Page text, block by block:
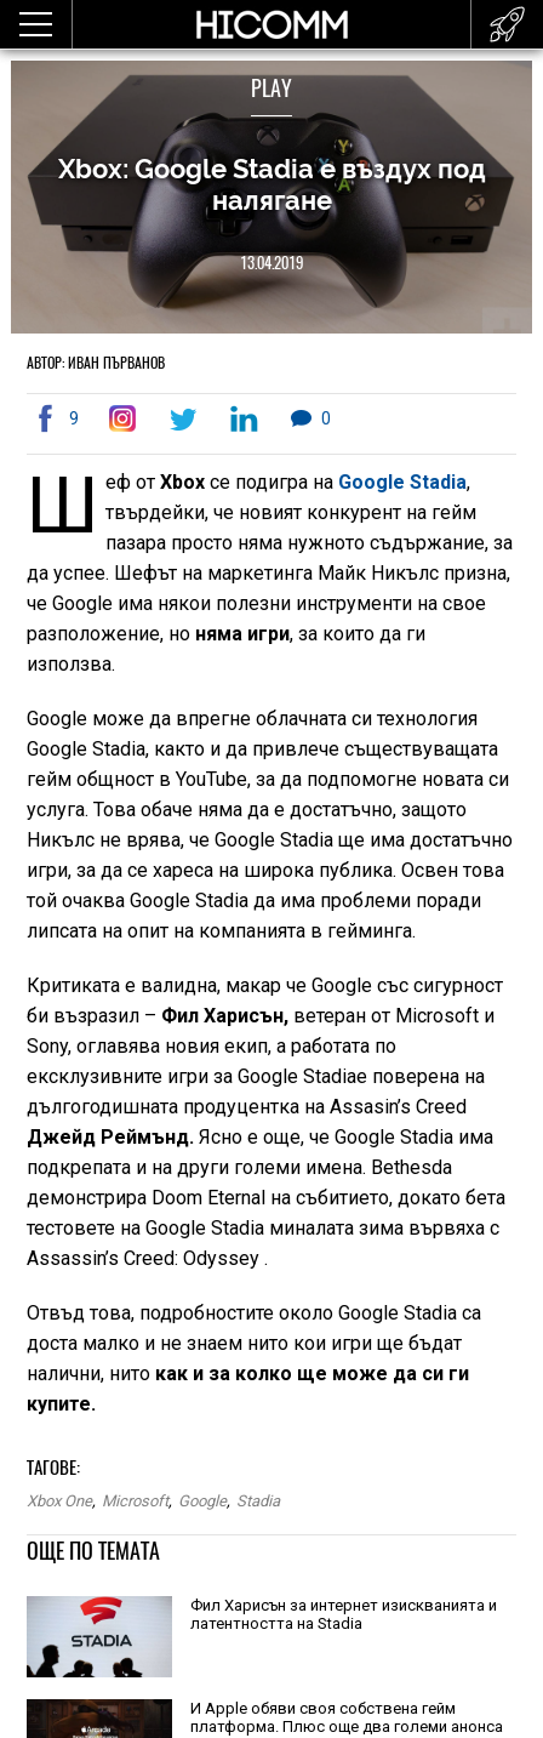
PLAY
Xbox: Google Stadia е въздух под
налягане
13.04.2019
АВТОР: ИВАН ПЪРВАНОВ
9 0
Ш еф отXbox се подигра на Google Stadia,
твърдейки, че новият конкурент на гейм
пазара просто няма нужното съдържание, за
да успее. Шефът на маркетинга Майк Никълс призна,
че Google има някои полезни инструменти на свое
разположение, ноняма игри, за които да ги
използва.
Google може да впрегне облачната си технология
Google Stadia, както и да привлече съществуващата
гейм общност в YouTube, за да подпомогне новата си
услуга. Това обаче няма да е достатъчно, защото
Никълс не врява, че Google Stadia ще има достатъчно
игри, за да се хареса на широка публика. Освен това
той очаква Google Stadia да има проблеми поради
липсата на опит на компанията в гейминга.
Критиката е валидна, макар че Google със сигурност
би възразил – Фил Харисън,ветеран от Microsoft и
Sony, оглавява новия екип, а работата по
ексклузивните игри за Google Stadiaе поверена на
дългогодишната продуцентка на Assasin’s Creed
Джейд Реймънд.Ясно е още, че Google Stadia има
подкрепата и на други големи имена. Bethesda
демонстрира Doom Eternal на събитието, докато бета
тестовете на Google Stadia миналата зима вървяха с
Assassin’s Creed: Odyssey .
Отвъд това, подробностите около Google Stadia са
доста малко и не знаем нито кои игри ще бъдат
налични, нитокак и за колко ще може да си ги
купите.
ТАГОВЕ:
Xbox One, Microsoft, Google, Stadia
ОЩЕ ПО ТЕМАТА
Фил Харисън за интернет изискванията и
латентността на Stadia
И Apple обяви своя собствена гейм
платформа. Плюс още два големи анонса